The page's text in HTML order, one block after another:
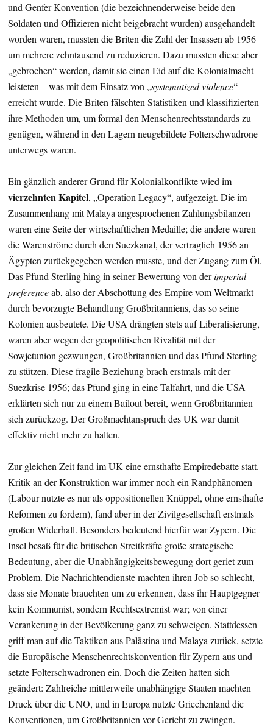
und Genfer Konvention (die bezeichnenderweise beide den
Soldaten und Offizieren nicht beigebracht wurden) ausgehandelt
worden waren, mussten die Briten die Zahl der Insassen ab 1956
um mehrere zehntausend zu reduzieren. Dazu mussten diese aber
„gebrochen“ werden, damit sie einen Eid auf die Kolonialmacht
leisteten – was mit dem Einsatz von „systematized violence“
erreicht wurde. Die Briten fälschten Statistiken und klassifizierten
ihre Methoden um, um formal den Menschenrechtsstandards zu
genügen, während in den Lagern neugebildete Folterschwadrone
unterwegs waren.
Ein gänzlich anderer Grund für Kolonialkonflikte wied im
vierzehnten Kapitel, „Operation Legacy“, aufgezeigt. Die im
Zusammenhang mit Malaya angesprochenen Zahlungsbilanzen
waren eine Seite der wirtschaftlichen Medaille; die andere waren
die Warenströme durch den Suezkanal, der vertraglich 1956 an
Ägypten zurückgegeben werden musste, und der Zugang zum Öl.
Das Pfund Sterling hing in seiner Bewertung von derimperial
preferenceab, also der Abschottung des Empire vom Weltmarkt
durch bevorzugte Behandlung Großbritanniens, das so seine
Kolonien ausbeutete. Die USA drängten stets auf Liberalisierung,
waren aber wegen der geopolitischen Rivalität mit der
Sowjetunion gezwungen, Großbritannien und das Pfund Sterling
zu stützen. Diese fragile Beziehung brach erstmals mit der
Suezkrise 1956; das Pfund ging in eine Talfahrt, und die USA
erklärten sich nur zu einem Bailout bereit, wenn Großbritannien
sich zurückzog. Der Großmachtanspruch des UK war damit
effektiv nicht mehr zu halten.
Zur gleichen Zeit fand im UK eine ernsthafte Empiredebatte statt.
Kritik an der Konstruktion war immer noch ein Randphänomen
(Labour nutzte es nur als oppositionellen Knüppel, ohne ernsthafte
Reformen zu fordern), fand aber in der Zivilgesellschaft erstmals
großen Widerhall. Besonders bedeutend hierfür war Zypern. Die
Insel besaß für die britischen Streitkräfte große strategische
Bedeutung, aber die Unabhängigkeitsbewegung dort geriet zum
Problem. Die Nachrichtendienste machten ihren Job so schlecht,
dass sie Monate brauchten um zu erkennen, dass ihr Hauptgegner
kein Kommunist, sondern Rechtsextremist war; von einer
Verankerung in der Bevölkerung ganz zu schweigen. Stattdessen
griff man auf die Taktiken aus Palästina und Malaya zurück, setzte
die Europäische Menschenrechtskonvention für Zypern aus und
setzte Folterschwadronen ein. Doch die Zeiten hatten sich
geändert: Zahlreiche mittlerweile unabhängige Staaten machten
Druck über die UNO, und in Europa nutzte Griechenland die
Konventionen, um Großbritannien vor Gericht zu zwingen.